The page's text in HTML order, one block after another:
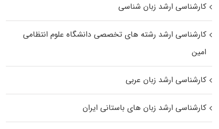
کارشناسی ارشد زبان شناسی
کارشناسی ارشد رﺷﺘﻪ ﻫﺎی تخصصی داﻧﺸﮕﺎه ﻋﻠﻮم انتظامی
اﻣﻴﻦ
کارشناسی ارشد زبان عربی
کارشناسی ارشد زبان‌ های باستانی ایران